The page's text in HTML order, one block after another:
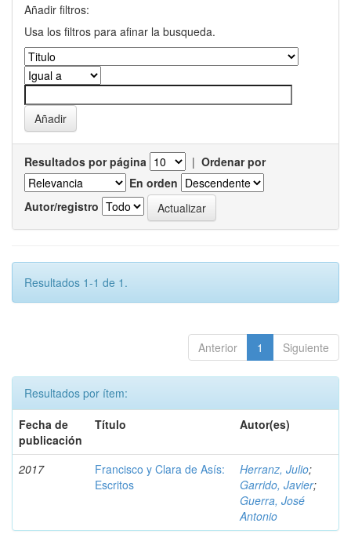
Añadir filtros:
Usa los filtros para afinar la busqueda.
Resultados por página | Ordenar por
En orden
Autor/registro
Resultados 1-1 de 1.
Anterior 1 Siguiente
Resultados por ítem:
Fecha de
publicación
Título Autor(es)
2017
Francisco y Clara de Asís:
Escritos
Herranz, Julio;
Garrido, Javier;
Guerra, José
Antonio